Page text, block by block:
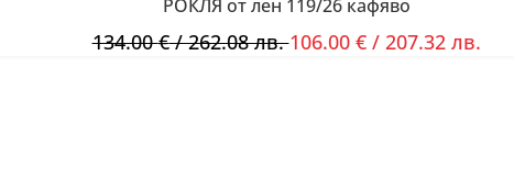
РОКЛЯ от лен 119/26 кафяво
134.00€/ 262.08 лв.106.00 €/ 207.32 лв.